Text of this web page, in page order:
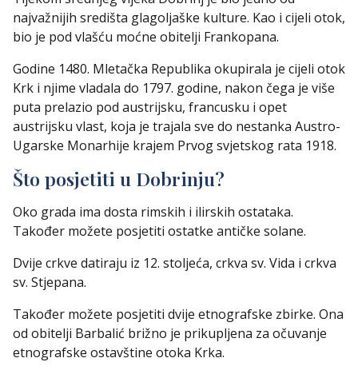
najvažnijih središta glagoljaške kulture. Kao i cijeli otok,
bio je pod vlašću moćne obitelji Frankopana.
Godine 1480. Mletačka Republika okupirala je cijeli otok
Krk i njime vladala do 1797. godine, nakon čega je više
puta prelazio pod austrijsku, francusku i opet
austrijsku vlast, koja je trajala sve do nestanka Austro-
Ugarske Monarhije krajem Prvog svjetskog rata 1918.
Što posjetiti u Dobrinju?
Oko grada ima dosta rimskih i ilirskih ostataka.
Također možete posjetiti ostatke antičke solane.
Dvije crkve datiraju iz 12. stoljeća, crkva sv. Vida i crkva
sv. Stjepana.
Također možete posjetiti dvije etnografske zbirke. Ona
od obitelji Barbalić brižno je prikupljena za očuvanje
etnografske ostavštine otoka Krka.